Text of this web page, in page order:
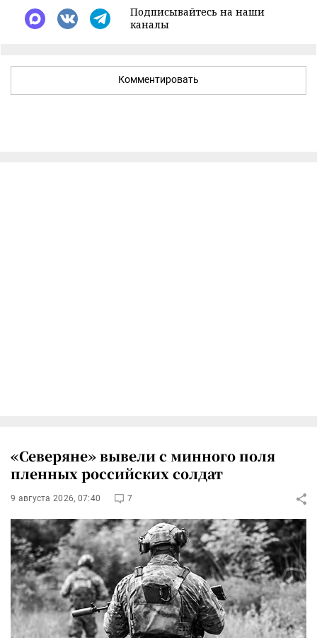
Подписывайтесь на наши
каналы
Комментировать
«Северяне» вывели с минного поля
пленных российских солдат
9 августа 2026, 07:40 7